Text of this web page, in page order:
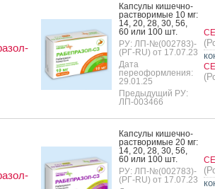
Кап­су­лы ки­шеч­но­
рас­тво­римые 10 мг:
14, 20, 28, 30, 56,
60 или 100 шт.
РУ: ЛП-№(002783)-
(РГ-RU) от 17.07.23
Дата
переоформления:
29.01.25
Предыдущий РУ:
ЛП-003466
Кап­су­лы ки­шеч­но­
рас­тво­римые 20 мг:
14, 20, 28, 30, 56,
60 или 100 шт.
РУ: ЛП-№(002783)-
(РГ-RU) от 17.07.23